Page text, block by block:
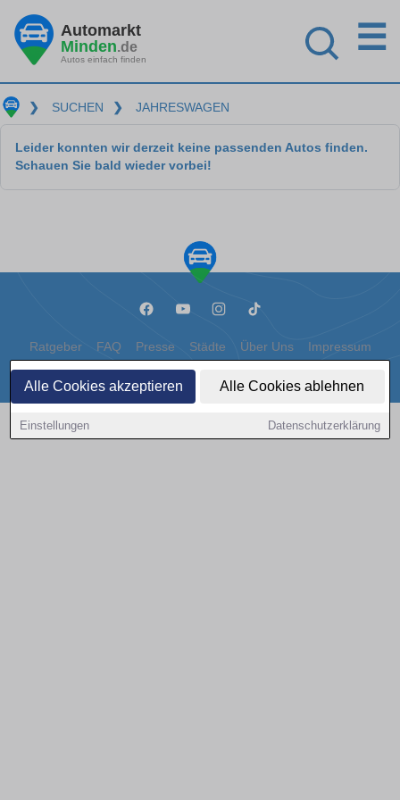
Alle Cookies akzeptieren Alle Cookies ablehnen
Einstellungen Datenschutzerklärung
Automarkt
Minden.de
Autos einfach finden
☰
❯ SUCHEN ❯ JAHRESWAGEN
Leider konnten wir derzeit keine passenden Autos finden.
Schauen Sie bald wieder vorbei!
Ratgeber FAQ Presse Städte Über Uns Impressum
Datenschutz Cookies
Copyright © 2000 - 2026 | 1A Infosysteme GmbH | Content by: 1a-sites-autos